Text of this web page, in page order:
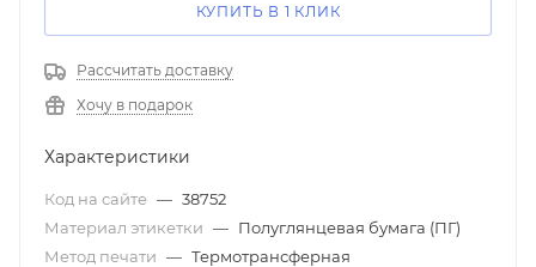
КУПИТЬ В 1 КЛИК
Рассчитать доставку
Хочу в подарок
Характеристики
Код на сайте — 38752
Материал этикетки — Полуглянцевая бумага (ПГ)
Метод печати — Термотрансферная